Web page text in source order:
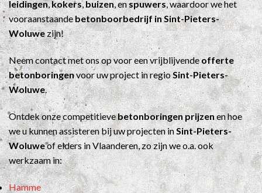
leidingen,kokers,buizen, enspuwers, waardoor we het
vooraanstaandebetonboorbedrijf in Sint-Pieters-
Woluwezijn!
Neem contact met ons op voor een vrijblijvendeofferte
betonboringenvoor uw project in regioSint-Pieters-
Woluwe.
Ontdek onze competitievebetonboringen prijzenen hoe
we u kunnen assisteren bij uw projecten inSint-Pieters-
Woluweof elders in Vlaanderen, zo zijn we o.a. ook
werkzaam in:
Hamme